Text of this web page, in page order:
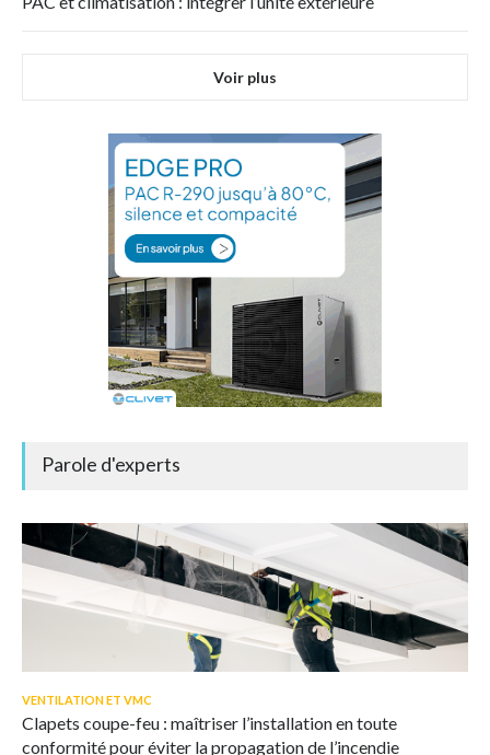
Voir plus
Parole d'experts
VENTILATION ET VMC
Clapets coupe-feu : maîtriser l’installation en toute
conformité pour éviter la propagation de l’incendie